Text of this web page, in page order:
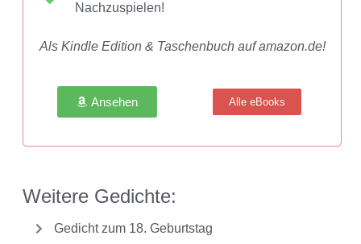
Nachzuspielen!
Als Kindle Edition & Taschenbuch auf amazon.de!
Ansehen Alle eBooks
Weitere Gedichte:
Gedicht zum 18. Geburtstag